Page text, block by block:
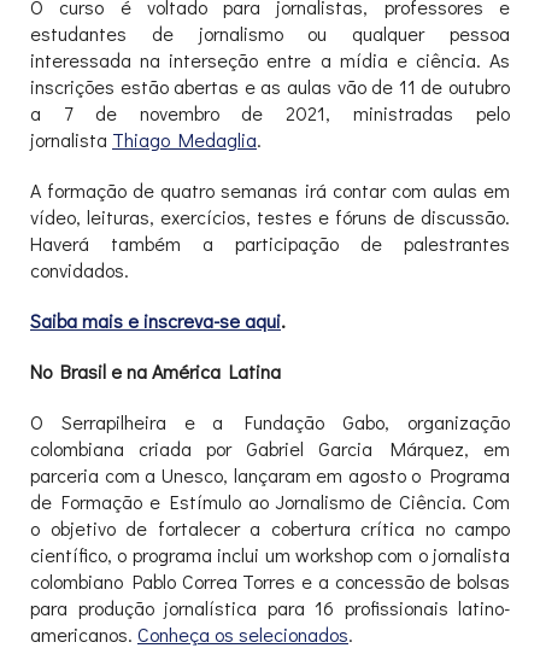
O curso é voltado para jornalistas, professores e
estudantes de jornalismo ou qualquer pessoa
interessada na interseção entre a mídia e ciência. As
inscrições estão abertas e as aulas vão de 11 de outubro
a 7 de novembro de 2021, ministradas pelo
jornalista Thiago Medaglia.
A formação de quatro semanas irá contar com aulas em
vídeo, leituras, exercícios, testes e fóruns de discussão.
Haverá também a participação de palestrantes
convidados.
Saiba mais e inscreva-se aqui.
No Brasil e na América Latina
O Serrapilheira e a Fundação Gabo, organização
colombiana criada por Gabriel Garcia Márquez, em
parceria com a Unesco, lançaram em agosto o Programa
de Formação e Estímulo ao Jornalismo de Ciência. Com
o objetivo de fortalecer a cobertura crítica no campo
científico, o programa inclui um workshop com o jornalista
colombiano Pablo Correa Torres e a concessão de bolsas
para produção jornalística para 16 profissionais latino-
americanos. Conheça os selecionados.